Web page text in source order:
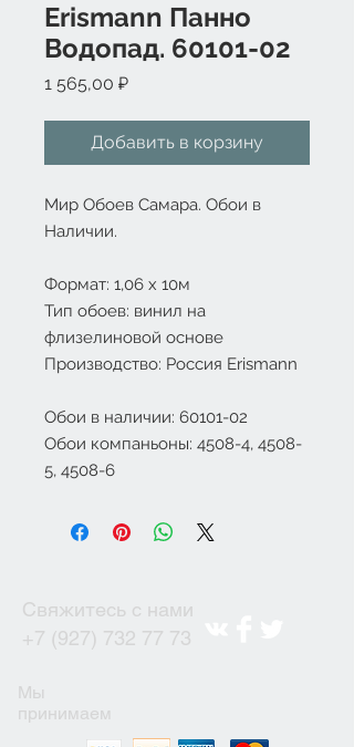
Erismann Панно
Водопад. 60101-02
1 565,00 ₽Цена
Добавить в корзину
Мир Обоев Самара. Обои в
Наличии.
Формат: 1,06 х 10м
Тип обоев: винил на
флизелиновой основе
Производство: Россия Erismann
Обои в наличии: 60101-02
Обои компаньоны: 4508-4, 4508-
5, 4508-6
Свяжитесь с нами
+7 (927) 732 77 73
Мы
принимаем